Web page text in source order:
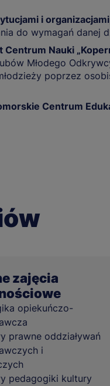
i organizacjami
do wymagań danej
Nauki
Młodego
poprzez
Centrum
zajęcia
opiekuńczo-
prawne oddziaływań
i
pedagogiki kultury